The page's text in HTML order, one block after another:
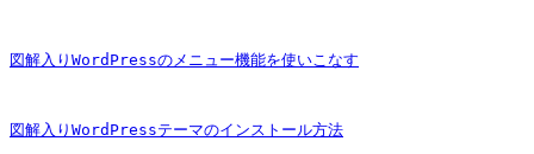
図解入りWordPressのメニュー機能を使いこなす
図解入りWordPressテーマのインストール方法